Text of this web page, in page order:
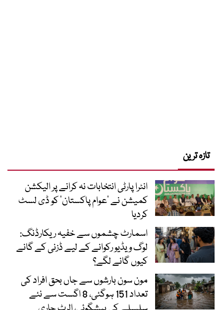
تازہ ترین
انٹرا پارٹی انتخابات نہ کرانے پر الیکشن
کمیشن نے ’عوام پاکستان‘ کو ڈی لسٹ
کردیا
اسمارٹ چشموں سے خفیہ ریکارڈنگ:
لوگ ویڈیو رکوانے کے لیے ڈزنی کے گانے
کیوں گانے لگے؟
مون سون بارشوں سے جاں بحق افراد کی
تعداد 151 ہوگئی، 8 اگست سے نئے